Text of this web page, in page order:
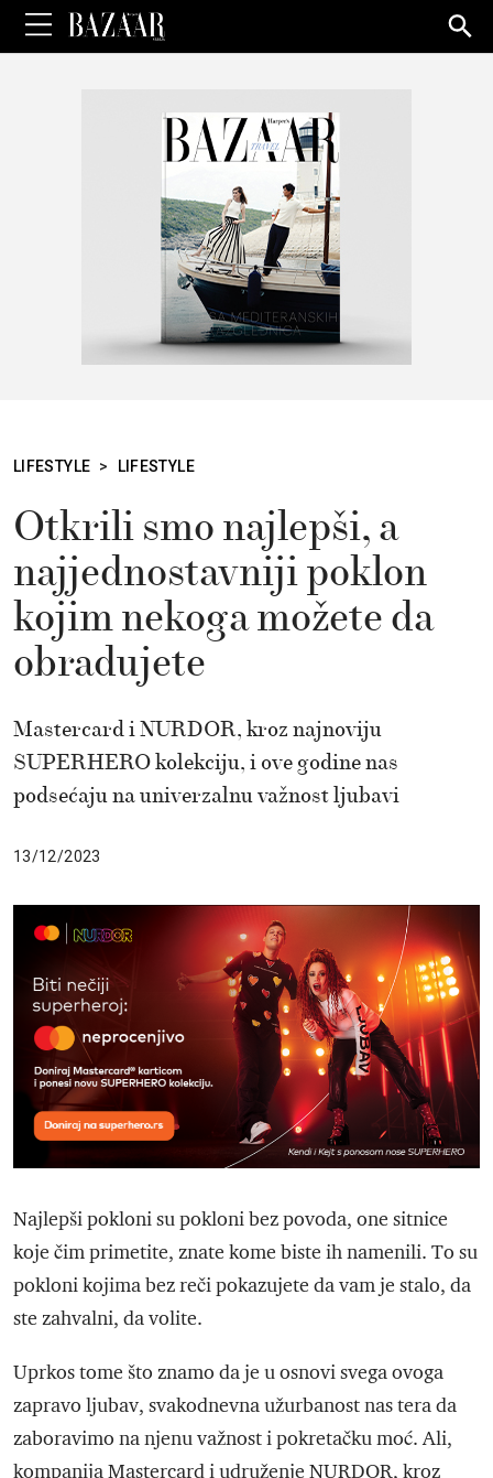
for:
LIFESTYLE > LIFESTYLE
Otkrili smo najlepši, a
najjednostavniji poklon
kojim nekoga možete da
obradujete
Mastercard i NURDOR, kroz najnoviju
SUPERHERO kolekciju, i ove godine nas
podsećaju na univerzalnu važnost ljubavi
13/12/2023
Najlepši pokloni su pokloni bez povoda, one sitnice
koje čim primetite, znate kome biste ih namenili. To su
pokloni kojima bez reči pokazujete da vam je stalo, da
ste zahvalni, da volite.
Uprkos tome što znamo da je u osnovi svega ovoga
zapravo ljubav, svakodnevna užurbanost nas tera da
zaboravimo na njenu važnost i pokretačku moć. Ali,
kompanija Mastercard i udruženje NURDOR, kroz